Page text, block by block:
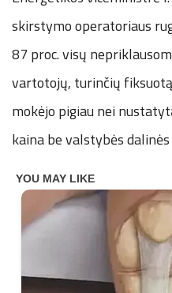
skirstymo operatoriaus
87 proc. visų
vartotojų, turinčių
mokėjo pigiau nei
kaina be valstybės